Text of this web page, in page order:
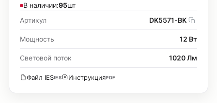
В наличии:95шт
Артикул
DK5571-BK
Мощность 12 Вт
Световой поток 1020 Лм
Файл IESIES ИнструкцияPDF